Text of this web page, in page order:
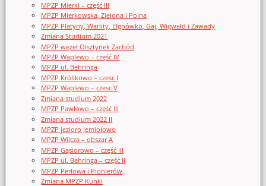
MPZP Mierki – część III
MPZP Mierkowska, Zielona i Polna
MPZP Platyny, Warlity, Elgnówko, Gaj, Wigwałd i Zawady
Zmiana Studium 2021
MPZP węzeł Olsztynek Zachód
MPZP Waplewo – część IV
MPZP ul. Behringa
MPZP Królikowo – czesc I
MPZP Waplewo – czesc V
Zmiana studium 2022
MPZP Pawłowo – część III
Zmiana studium 2022 II
MPZP jezioro Jemiołowo
MPZP Wilcza – obszar A
MPZP Gąsiorowo – część III
MPZP ul. Behringa – część II
MPZP Perłowa i Pionierów
Zmiana MPZP Kunki